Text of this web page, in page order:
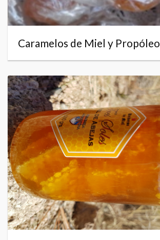
Caramelos de Miel y Propóleo